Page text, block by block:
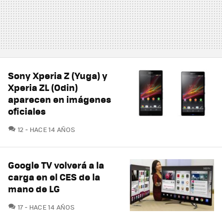
Sony Xperia Z (Yuga) y
Xperia ZL (Odin)
aparecen en imágenes
oficiales
12 COMENTARIOS
HACE 14 AÑOS
Google TV volverá a la
carga en el CES de la
mano de LG
17COMENTARIOS
HACE 14 AÑOS